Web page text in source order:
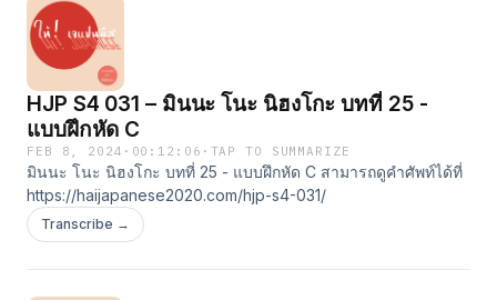
HJP S4 031 – มินนะ โนะ นิฮงโกะ บทที่ 25 -
แบบฝึกหัด C
FEB 8, 2024 · 00:12:06 · TAP TO SUMMARIZE
มินนะ โนะ นิฮงโกะ บทที่ 25 - แบบฝึกหัด C สามารถดูคำศัพท์ได้ที่
https://haijapanese2020.com/hjp-s4-031/
Transcribe →